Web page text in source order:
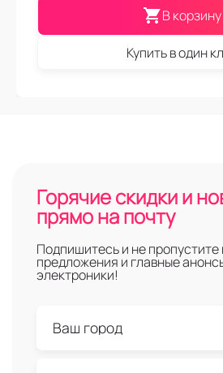
В корзину
Купить в один
Горячие скидки и
прямо на почту
Подпишитесь и не пропустите
предложения и главные
электроники!